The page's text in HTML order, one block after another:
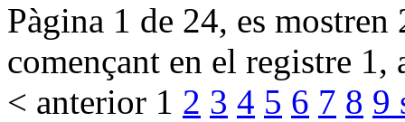
Pàgina 1 de 24, es
començant en el registre 1,
< anterior 1 2 3 4 5 6 7 8 9